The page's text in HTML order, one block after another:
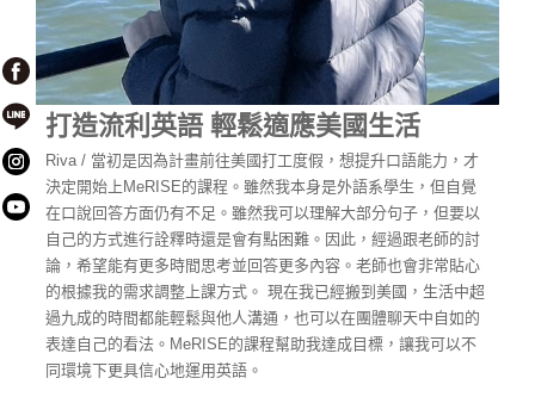
打造流利英語 輕鬆適應美國生活
Riva / 當初是因為計畫前往美國打工度假，想提升口語能力，才
決定開始上MeRISE的課程。雖然我本身是外語系學生，但自覺
在口說回答方面仍有不足。雖然我可以理解大部分句子，但要以
自己的方式進行詮釋時還是會有點困難。因此，經過跟老師的討
論，希望能有更多時間思考並回答更多內容。老師也會非常貼心
的根據我的需求調整上課方式。現在我已經搬到美國，生活中超
過九成的時間都能輕鬆與他人溝通，也可以在團體聊天中自如的
表達自己的看法。MeRISE的課程幫助我達成目標，讓我可以不
同環境下更具信心地運用英語。